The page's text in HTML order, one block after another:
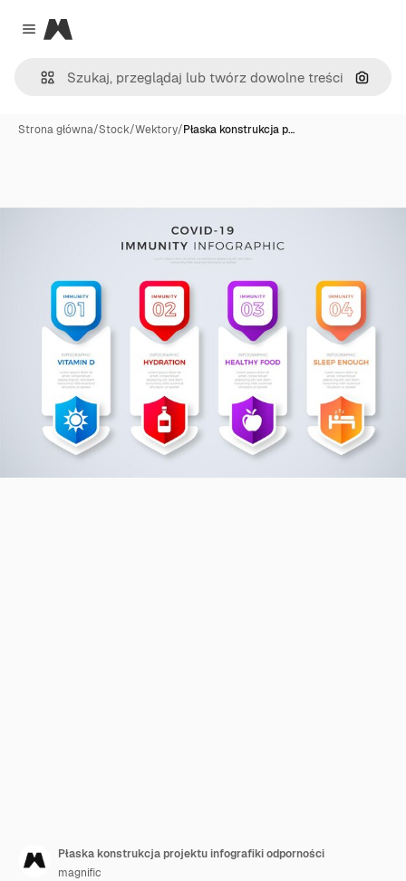
Close menu
Magnific
Szukaj
Strona główna/Stock/Wektory/Płaska konstrukcja p…
Płaska konstrukcja projektu infografiki odporności
magnific